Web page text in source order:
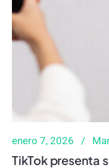
enero 7, 2026
TikTok presenta